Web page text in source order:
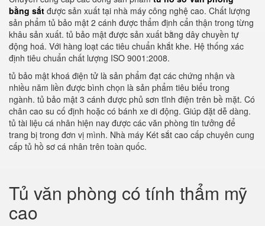
bằng sắt được sản xuất tại nhà máy công nghệ cao. Chất lượng
sản phẩm tủ bảo mật 2 cánh được thẩm định cẩn thận trong từng
khâu sản xuất. tủ bảo mật được sản xuất bằng dây chuyền tự
động hoá. Với hàng loạt các tiêu chuẩn khắt khe. Hệ thống xác
định tiêu chuẩn chất lượng ISO 9001:2008.
tủ bảo mật khoá điện tử là sản phẩm đạt các chứng nhận và
nhiều năm liền được bình chọn là sản phẩm tiêu biểu trong
ngành. tủ bảo mật 3 cánh được phủ sơn tĩnh điện trên bề mặt. Có
chân cao su cố định hoặc có bánh xe di động. Giúp đặt dễ dàng.
tủ tài liệu cá nhân hiện nay được các văn phòng tin tưởng để
trang bị trong đơn vị mình. Nhà máy Két sắt cao cấp chuyên cung
cấp tủ hồ sơ cá nhân trên toàn quốc.
Tủ văn phòng có tính thẩm mỹ
cao